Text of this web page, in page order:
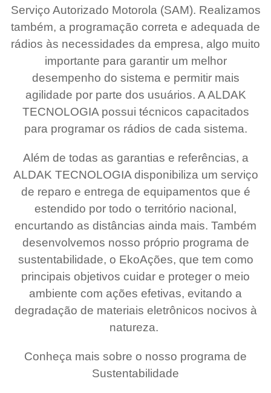
Serviço Autorizado Motorola (SAM). Realizamos
também, a programação correta e adequada de
rádios às necessidades da empresa, algo muito
importante para garantir um melhor
desempenho do sistema e permitir mais
agilidade por parte dos usuários. A ALDAK
TECNOLOGIA possui técnicos capacitados
para programar os rádios de cada sistema.
Além de todas as garantias e referências, a
ALDAK TECNOLOGIA disponibiliza um serviço
de reparo e entrega de equipamentos que é
estendido por todo o território nacional,
encurtando as distâncias ainda mais. Também
desenvolvemos nosso próprio programa de
sustentabilidade, o EkoAções, que tem como
principais objetivos cuidar e proteger o meio
ambiente com ações efetivas, evitando a
degradação de materiais eletrônicos nocivos à
natureza.
Conheça mais sobre o nosso programa de
Sustentabilidade